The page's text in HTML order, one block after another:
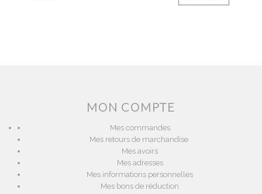
MON COMPTE
Mes commandes
Mes retours de marchandise
Mes avoirs
Mes adresses
Mes informations personnelles
Mes bons de réduction